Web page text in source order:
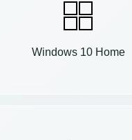
Windows 10 Home